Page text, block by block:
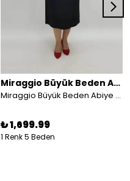
Miraggio Büyük Beden Abiye Elbise
Miraggio Büyük Beden Abiye Elbise 96383 SİYAH
₺ 1,699.99
1 Renk 5 Beden